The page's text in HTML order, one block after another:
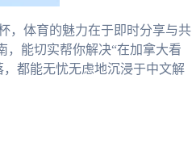
，体育的魅力在于即时分享与共
，能切实帮你解决“在加拿大看
都能无忧无虑地沉浸于中文解